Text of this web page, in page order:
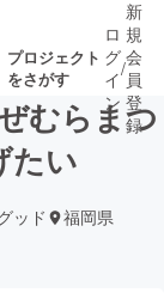
プロジェクト
をさがす
もうすぐ公開
されます
ロ
グ
イ
ン
/
新
規
会
員
登
録
むらまつ
たい
ッド 福岡県